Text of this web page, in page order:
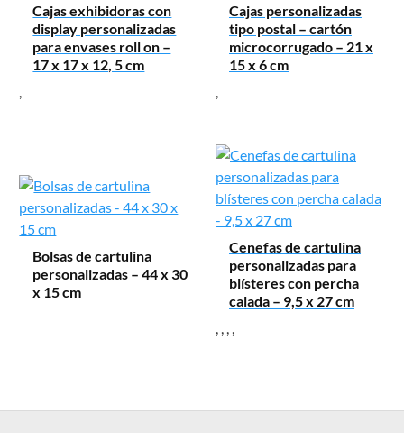
Cajas exhibidoras con
display personalizadas
para envases roll on –
17 x 17 x 12, 5 cm
,
Cajas personalizadas
tipo postal – cartón
microcorrugado – 21 x
15 x 6 cm
,
Bolsas de cartulina
personalizadas – 44 x 30
x 15 cm
Cenefas de cartulina
personalizadas para
blísteres con percha
calada – 9,5 x 27 cm
, , , ,